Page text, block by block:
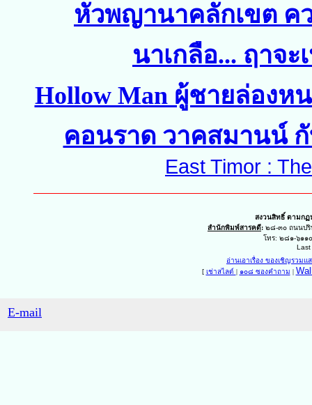
หัวพญานาคลักเขต ค
นาเกลือ... ฤาจะ
Hollow Man ผู้ชายล่องห
คอนราด วาคสมานน์
East Timor :
สงวนสิทธิ์ ตามกฏ
สำนักพิมพ์สารคดี: ๒๘-๓๐ ถนนปริ
โทร: ๒๘๑-๖๑๑
Last
อ่านเอาเรื่อง ของเชิญรวม
[ เช่าสไลด์ | ๑๐๘ ซองคำถาม |
E-mail